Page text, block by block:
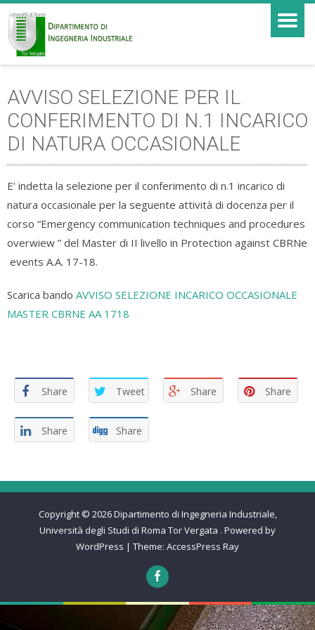
AVVISO SELEZIONE PER IL
CONFERIMENTO DI N.1 INCARICO
DI NATURA OCCASIONALE
E’ indetta la selezione per il conferimento di n.1 incarico di
natura occasionale per la seguente attività di docenza per il
corso “Emergency communication techniques and procedures
overwiew ” del Master di II livello in Protection against CBRNe
events A.A. 17-18.
Scarica bando AVVISO SELEZIONE INCARICO OCCASIONALE
MASTER CBRNE AA 1718
Share Tweet Share Share
Share Share
Copyright © 2026Dipartimento di Ingegneria Industriale,
Università degli Studi di Roma Tor Vergata . Powered by
WordPress | Theme: AccessPress Ray